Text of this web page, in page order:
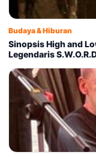
Budaya & Hiburan
Sinopsis High and
Legendaris